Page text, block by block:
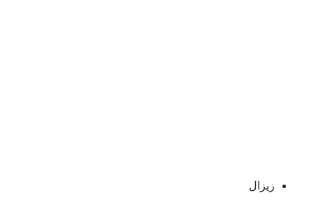
زيزال